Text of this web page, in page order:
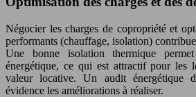
Négocier les charges de copropriété et
performants (chauffage, isolation)
Une bonne isolation thermique
énergétique, ce qui est attractif pour les
valeur locative. Un audit énergétique
évidence les améliorations à réaliser.